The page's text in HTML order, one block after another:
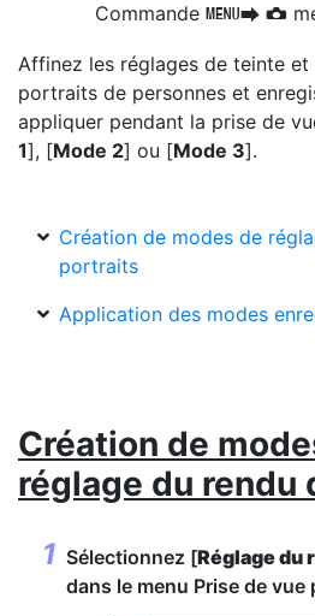
Commande GU C
Affinez les réglages de teinte
portraits de personnes et
appliquer pendant la prise de
1], [Mode 2] ou [Mode 3].
Création de modes de
portraits
Application des modes
Création de
réglage du rendu
Sélectionnez [Réglage du
dans le menu Prise de vue